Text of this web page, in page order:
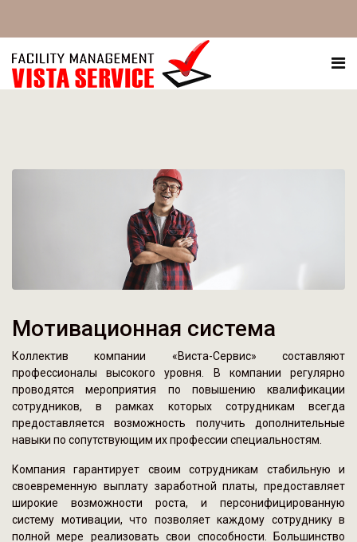
Мотивационная система
Коллектив компании «Виста-Сервис» составляют
профессионалы высокого уровня. В компании регулярно
проводятся мероприятия по повышению квалификации
сотрудников, в рамках которых сотрудникам всегда
предоставляется возможность получить дополнительные
навыки по сопутствующим их профессии специальностям.
Компания гарантирует своим сотрудникам стабильную и
своевременную выплату заработной платы, предоставляет
широкие возможности роста, и персонифицированную
систему мотивации, что позволяет каждому сотруднику в
полной мере реализовать свои способности. Большинство